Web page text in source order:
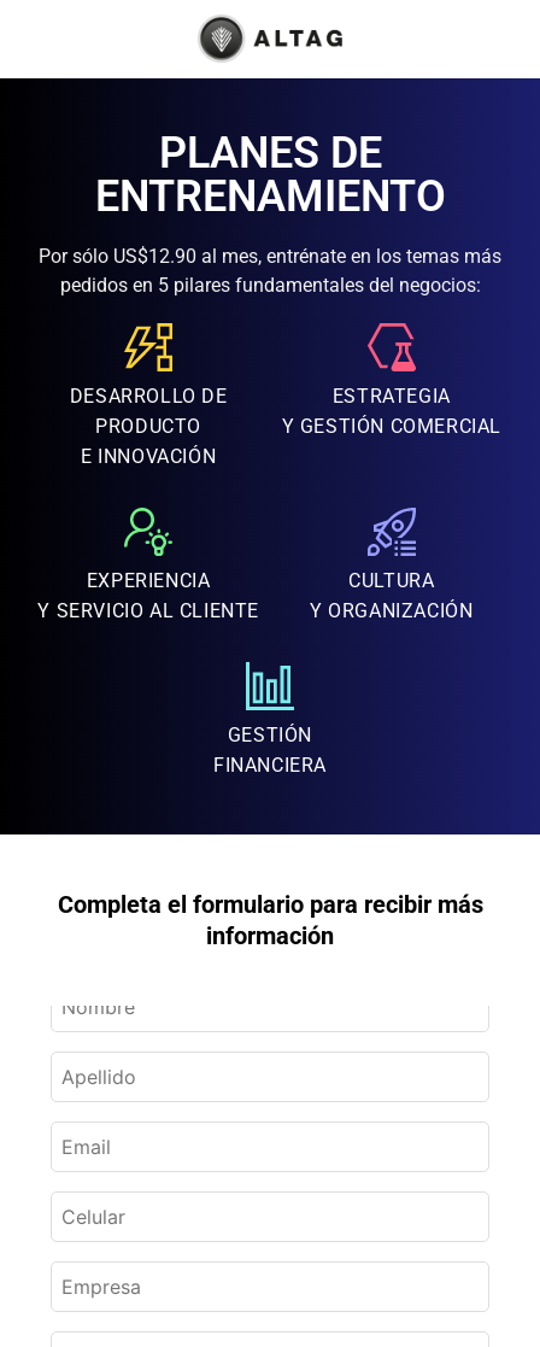
PLANES DE
ENTRENAMIENTO
Por sólo US$12.90 al mes, entrénate en los temas más
pedidos en 5 pilares fundamentales del negocios:
DESARROLLO DE
PRODUCTO
E INNOVACIÓN
ESTRATEGIA
Y GESTIÓN COMERCIAL
EXPERIENCIA
Y SERVICIO AL CLIENTE
CULTURA
Y ORGANIZACIÓN
GESTIÓN
FINANCIERA
Completa el formulario para recibir más
información